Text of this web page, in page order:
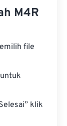
M4R
file
untuk
klik